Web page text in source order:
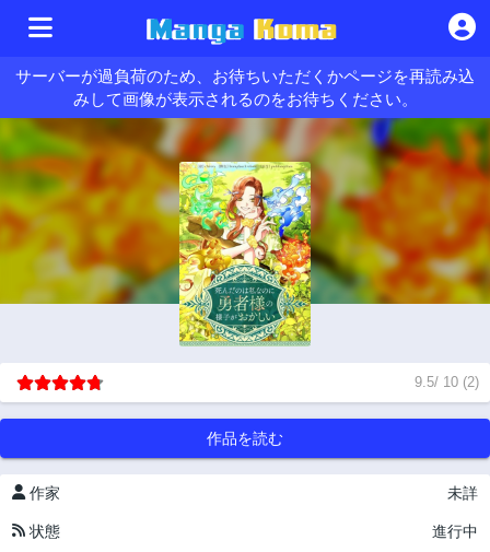
サーバーが過負荷のため、お待ちいただくかページを再読み込
みして画像が表示されるのをお待ちください。
9.5/ 10 (2)
作品を読む
作家 未詳
状態 進行中